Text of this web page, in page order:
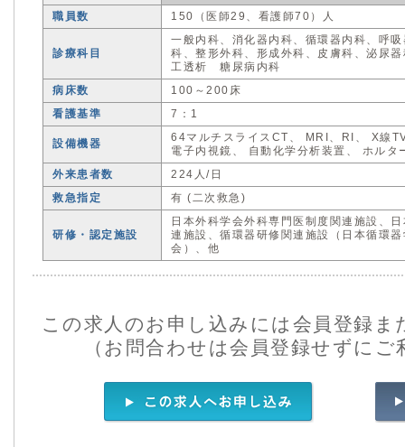
職員数
150（医師29、看護師70）人
診療科目
一般内科、消化器内科、循環器内科、呼
科、整形外科、形成外科、皮膚科、泌尿
工透析 糖尿病内科
病床数
100～200床
看護基準
7：1
設備機器
64マルチスライスCT、 MRI、RI、 X線
電子内視鏡、 自動化学分析装置、 ホルタ
外来患者数
224人/日
救急指定
有 (二次救急)
研修・認定施設
日本外科学会外科専門医制度関連施設、
連施設、循環器研修関連施設（日本循環
会）、他
この求人のお申し込みには会員登録
（お問合わせは会員登録せずに